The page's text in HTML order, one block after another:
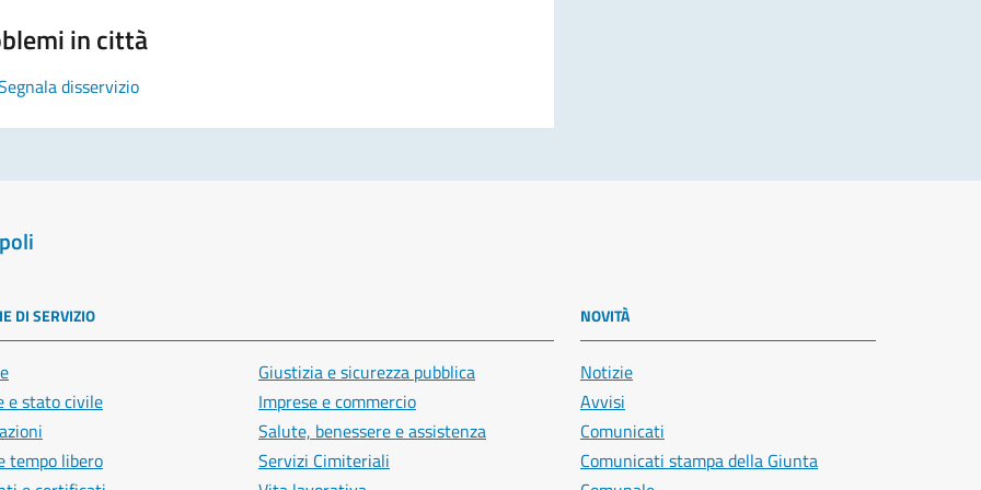
in città
disservizio
DI SERVIZIO
e stato civile
tempo libero
Giustizia e sicurezza pubblica
Imprese e commercio
Salute, benessere e assistenza
Servizi Cimiteriali
NOVITÀ
Notizie
Avvisi
Comunicati
Comunicati stampa della Giunta